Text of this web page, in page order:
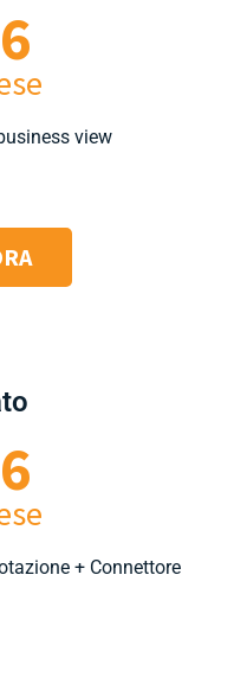
view
+ Connettore